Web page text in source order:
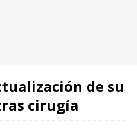
de su
cirugía